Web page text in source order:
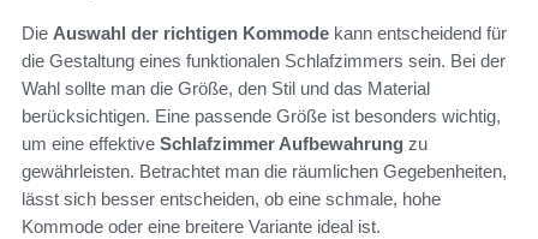
Die Auswahl der richtigen Kommode kann entscheidend für
die Gestaltung eines funktionalen Schlafzimmers sein. Bei der
Wahl sollte man die Größe, den Stil und das Material
berücksichtigen. Eine passende Größe ist besonders wichtig,
um eine effektive Schlafzimmer Aufbewahrung zu
gewährleisten. Betrachtet man die räumlichen Gegebenheiten,
lässt sich besser entscheiden, ob eine schmale, hohe
Kommode oder eine breitere Variante ideal ist.